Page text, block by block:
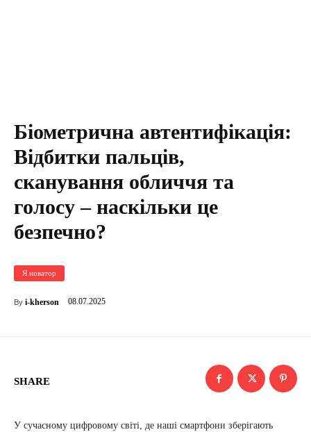
Біометрична автентифікація:
Відбитки пальців,
сканування обличчя та
голосу – наскільки це
безпечно?
Я новатор
By i-kherson 08.07.2025
SHARE
У сучасному цифровому світі, де наші смартфони зберігають